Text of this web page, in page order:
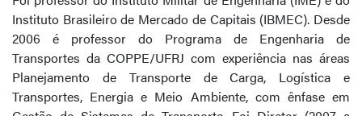
Instituto Brasileiro de Mercado de Capitais (IBMEC). Desde
2006 é professor do Programa de Engenharia de
Transportes da COPPE/UFRJ com experiência nas áreas
Planejamento de Transporte de Carga, Logística e
Transportes, Energia e Meio Ambiente, com ênfase em